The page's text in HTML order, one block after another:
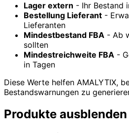
Lager extern - Ihr Bestand
Bestellung Lieferant -
Lieferanten
Mindestbestand FBA - Ab
sollten
Mindestreichweite FBA -
in Tagen
Diese Werte helfen AMALYTIX,
Bestandswarnungen zu
Produkte ausblenden